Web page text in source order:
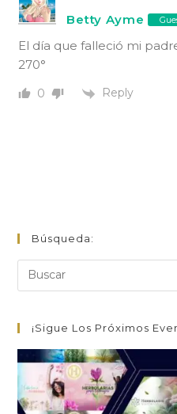
Betty Ayme
El día que falleció mi
270°
0 Reply
Búsqueda:
¡Sigue Los Próximos